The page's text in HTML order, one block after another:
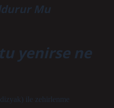
Mu
yenirse ne
ile zehirlenme